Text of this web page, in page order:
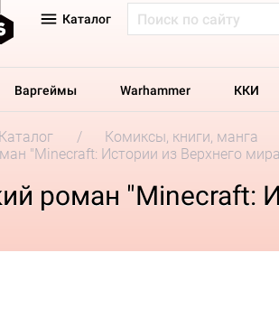
Каталог
Варгеймы Warhammer ККИ
Каталог Комиксы, книги, манга
"Minecraft: Истории из Верхнего
роман "Minecraft: